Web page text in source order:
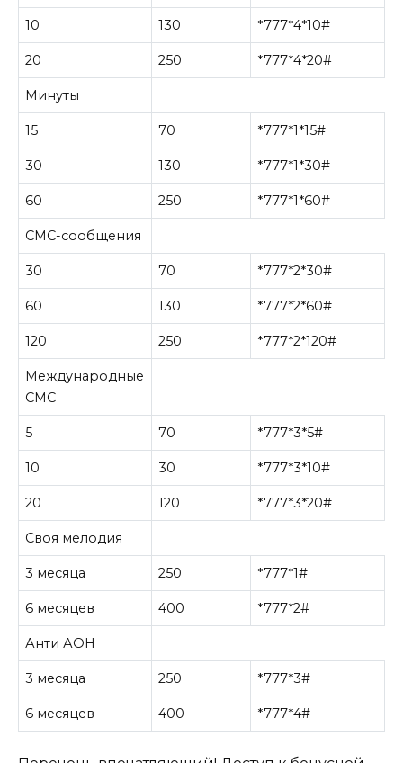
10 130 *777*4*10#
20 250 *777*4*20#
Минуты
15 70 *777*1*15#
30 130 *777*1*30#
60 250 *777*1*60#
СМС-сообщения
30 70 *777*2*30#
60 130 *777*2*60#
120 250 *777*2*120#
Международные
СМС
5 70 *777*3*5#
10 30 *777*3*10#
20 120 *777*3*20#
Своя мелодия
3 месяца 250 *777*1#
6 месяцев 400 *777*2#
Анти АОН
3 месяца 250 *777*3#
6 месяцев 400 *777*4#